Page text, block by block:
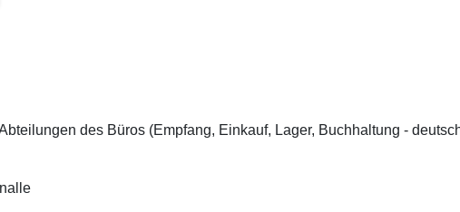
des Büros (Empfang, Einkauf, Lager, Buchhaltung -